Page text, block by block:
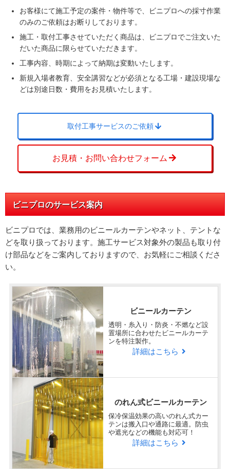
てください。
非常に満足
既存の高速シャッターは開閉が手動でしたが、今
回のシャッターは自動モードがあり作業者の手間
が省ける
弊社、担当者とのコミュニケーシ
非常に満足
らの連絡もスムーズに迅速な対応でした
お客様にて施工予定の案件・物件等で、ビニプロへの採寸作業
のみのご依頼はお断りしております。
施工・取付工事させていただく商品は、ビニプロでご注文いた
だいた商品に限らせていただきます。
工事内容、時期によって納期は変動いたします。
新規入場者教育、安全講習などが必須となる工場・建設現場な
どは別途日数・費用をお見積いたします。
取付工事サービスのご依頼
お見積・お問い合わせフォーム
ビニプロのサービス案内
ビニプロでは、業務用のビニールカーテンやネット、テントな
どを取り扱っております。施工サービス対象外の製品も取り付
け部品などをご案内しておりますので、お気軽にご相談くださ
い。
ビニールカーテン
透明・糸入り・防炎・不燃など設
置場所に合わせたビニールカーテ
ンを特注製作。
詳細はこちら
のれん式ビニールカーテン
保冷保温効果の高いのれん式カー
テンは搬入口や通路に最適。防虫
や遮光などの機能も対応可！
詳細はこちら